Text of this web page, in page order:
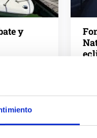
y
disponibles